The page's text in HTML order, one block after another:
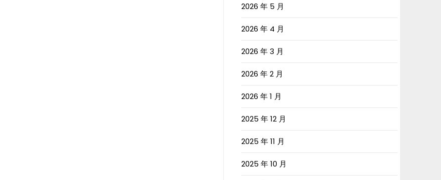
2026 年 5 月
2026 年 4 月
2026 年 3 月
2026 年 2 月
2026 年 1 月
2025 年 12 月
2025 年 11 月
2025 年 10 月